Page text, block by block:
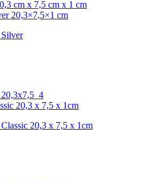
20,3×7,5×1 cm
20,3 x 7,5 x 1cm
20,3 x 7,5 x 1cm